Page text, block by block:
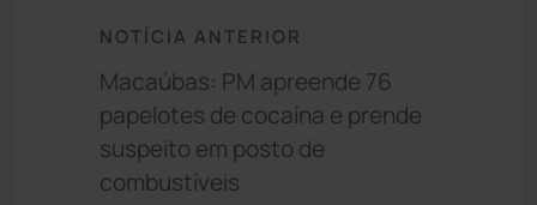
NOTÍCIA ANTERIOR
Macaúbas: PM apreende 76
papelotes de cocaína e prende
suspeito em posto de
combustíveis